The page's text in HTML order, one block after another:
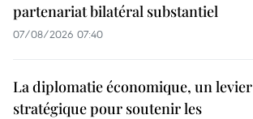
partenariat bilatéral substantiel
07/08/2026 07:40
La diplomatie économique, un levier
stratégique pour soutenir les